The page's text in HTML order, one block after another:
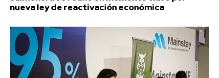
nueva ley de reactivación económica